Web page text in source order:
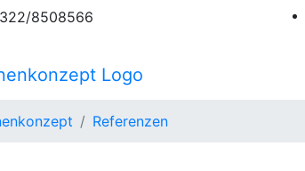
8508566
Referenzen